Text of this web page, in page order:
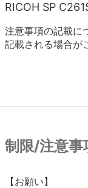
RICOH SP
注意事項の記載に
記載される場合が
制限/注意事
【お願い】